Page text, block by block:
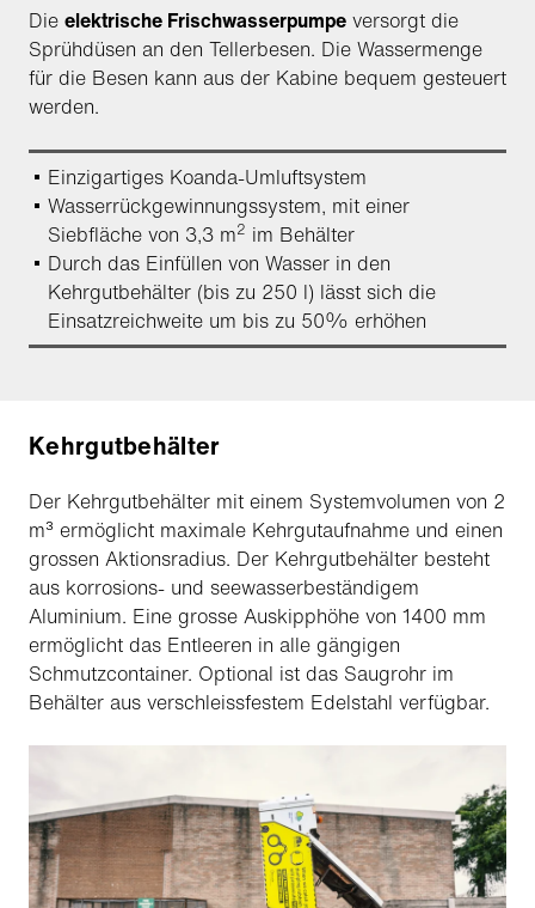
Die elektrische Frischwasserpumpe versorgt die
Sprühdüsen an den Tellerbesen. Die Wassermenge
für die Besen kann aus der Kabine bequem gesteuert
werden.
Einzigartiges Koanda-Umluftsystem
Wasserrückgewinnungssystem, mit einer
Siebfläche von 3,3 m2 im Behälter
Durch das Einfüllen von Wasser in den
Kehrgutbehälter (bis zu 250 l) lässt sich die
Einsatzreichweite um bis zu 50% erhöhen
Kehrgutbehälter
Der Kehrgutbehälter mit einem Systemvolumen von 2
m³ ermöglicht maximale Kehrgutaufnahme und einen
grossen Aktionsradius. Der Kehrgutbehälter besteht
aus korrosions- und seewasserbeständigem
Aluminium. Eine grosse Auskipphöhe von 1400 mm
ermöglicht das Entleeren in alle gängigen
Schmutzcontainer. Optional ist das Saugrohr im
Behälter aus verschleissfestem Edelstahl verfügbar.